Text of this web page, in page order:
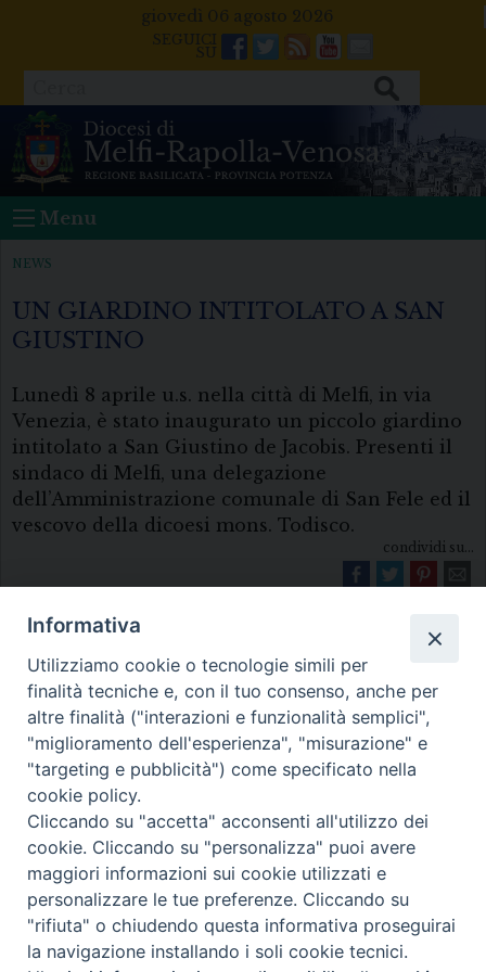
giovedì 06 agosto 2026
Facebook
Twitter
FeedsYoutube
Mail
Menu
NEWS
UN GIARDINO INTITOLATO A SAN
GIUSTINO
Lunedì 8 aprile u.s. nella città di Melfi, in via
Venezia, è stato inaugurato un piccolo giardino
intitolato a San Giustino de Jacobis. Presenti il
sindaco di Melfi, una delegazione
dell’Amministrazione comunale di San Fele ed il
vescovo della dicoesi mons. Todisco.
condividi su...
Diocesi di Melfi Rapolla Venosa
• Largo Duomo, 12 - 85025 MELFI (PZ) •
Tel. 0972238604
PEC ufficiale della Diocesi:
diocesi.melfi_rapolla_venosa@legalmail.it
Informativa
Utilizziamo cookie o tecnologie simili per
finalità tecniche e, con il tuo consenso, anche per
altre finalità ("interazioni e funzionalità semplici",
"miglioramento dell'esperienza", "misurazione" e
"targeting e pubblicità") come specificato nella
cookie policy.
Cliccando su "accetta" acconsenti all'utilizzo dei
cookie. Cliccando su "personalizza" puoi avere
maggiori informazioni sui cookie utilizzati e
personalizzare le tue preferenze. Cliccando su
"rifiuta" o chiudendo questa informativa proseguirai
la navigazione installando i soli cookie tecnici.